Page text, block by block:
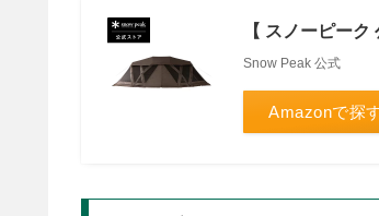
【 スノーピー
Snow Peak 公式
Amazonで探